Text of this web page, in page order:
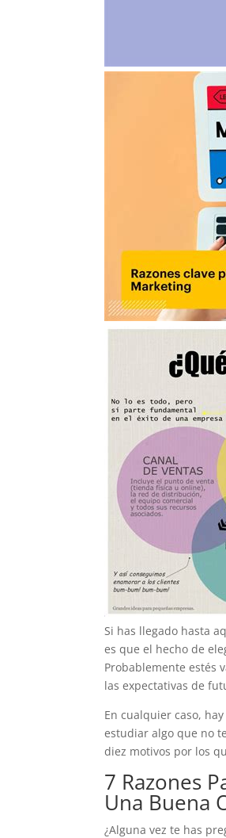
Si has llegado hasta
es que el hecho de
Probablemente estés
las expectativas de
En cualquier caso,
estudiar algo que no
diez motivos por los
7 Razones
Una Buena
¿Alguna vez te has